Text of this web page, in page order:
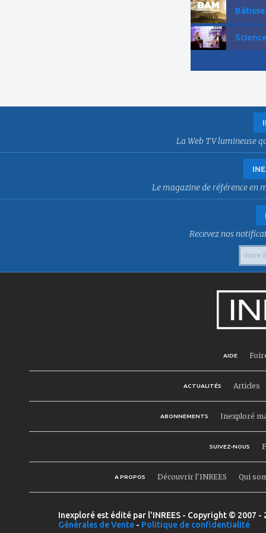
La Web TV lumineuse
Le magazine de référence en
Recevez nos
AIDE
ACTUALITÉS Articles
ABONNEMENTS Inexploré
SUIVEZ-NOUS
A PROPOS Découvrir l'INREES Qui
Inexploré est édité par l'INREES - Copyright © 2007
Générales de Vente - Politique de confidentialité